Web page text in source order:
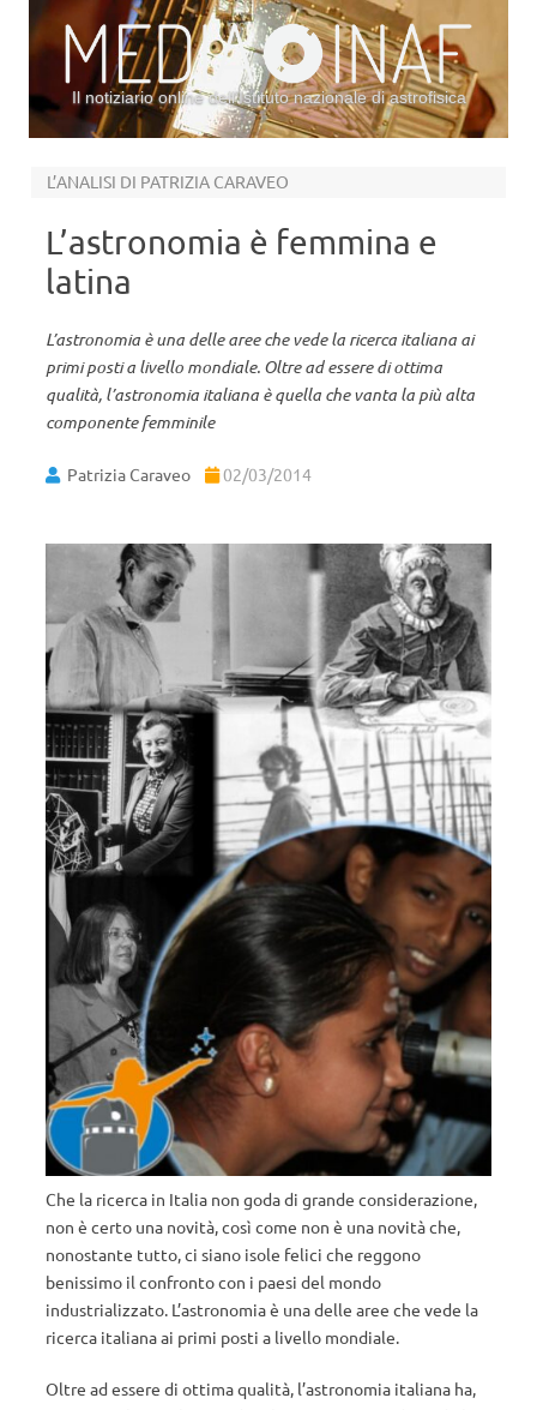
Il notiziario online dell’Istituto nazionale di astrofisica
L’ANALISI DI PATRIZIA CARAVEO
L’astronomia è femmina e
latina
L’astronomia è una delle aree che vede la ricerca italiana ai
primi posti a livello mondiale. Oltre ad essere di ottima
qualità, l’astronomia italiana è quella che vanta la più alta
componente femminile
Patrizia Caraveo 02/03/2014
Che la ricerca in Italia non goda di grande considerazione,
non è certo una novità, così come non è una novità che,
nonostante tutto, ci siano isole felici che reggono
benissimo il confronto con i paesi del mondo
industrializzato. L’astronomia è una delle aree che vede la
ricerca italiana ai primi posti a livello mondiale.
Oltre ad essere di ottima qualità, l’astronomia italiana ha,